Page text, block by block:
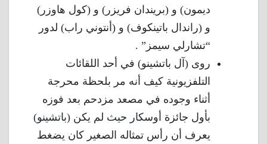
ديمون) و (بريندان فريزر) و (كول هاوزر)
و (راندال باتينكوف) و (أنتوني راب) لدور
“تشارلي سيمز” .
روى (آل باتشينو) في أحد اللقائات
التلفزيونية كيف أنه مر بلحظة محرجة
أثناء وجوده في مصعد مزدحم بعد فوزه
بأول جائزة أوسكار حيث لم يكن (باتشينو)
يعرف أن رأس تمثاله الصغير كان يضغط